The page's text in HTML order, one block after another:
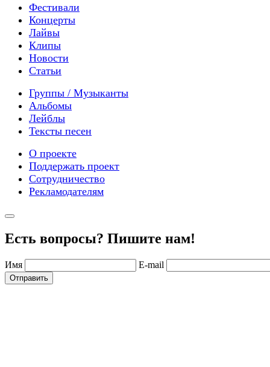
Фестивали
Концерты
Лайвы
Клипы
Новости
Статьи
Группы / Музыканты
Альбомы
Лейблы
Тексты песен
О проекте
Поддержать проект
Сотрудничество
Рекламодателям
Есть вопросы? Пишите нам!
Имя E-mail